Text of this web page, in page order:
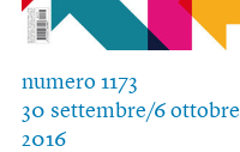
numero 1173
30 settembre/6 ottobre
2016